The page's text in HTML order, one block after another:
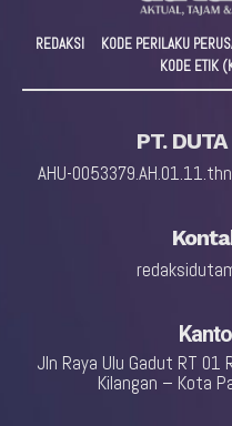
REDAKSI KODE PERILAKU
KODE ETIK
PT.
AHU-
Jln Raya Ulu Gadut RT 01
Kilangan – Kota